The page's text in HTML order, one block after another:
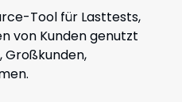
Tool für Lasttests,
von Kunden genutzt
Großkunden,